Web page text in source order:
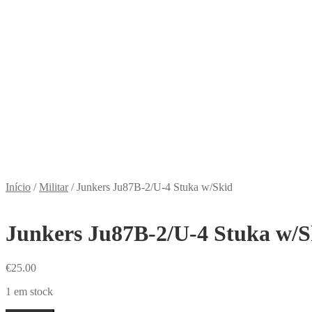
Início /Militar/Junkers Ju87B-2/U-4 Stuka w/Skid
Junkers Ju87B-2/U-4 Stuka w/
€25.00
1 em stock